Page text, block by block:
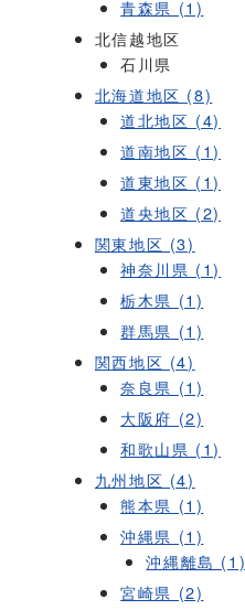
青森県 (1)
北信越地区
石川県
北海道地区 (8)
道北地区 (4)
道南地区 (1)
道東地区 (1)
道央地区 (2)
関東地区 (3)
神奈川県 (1)
栃木県 (1)
群馬県 (1)
関西地区 (4)
奈良県 (1)
大阪府 (2)
和歌山県 (1)
九州地区 (4)
熊本県 (1)
沖縄県 (1)
沖縄離島 (1)
宮崎県 (2)